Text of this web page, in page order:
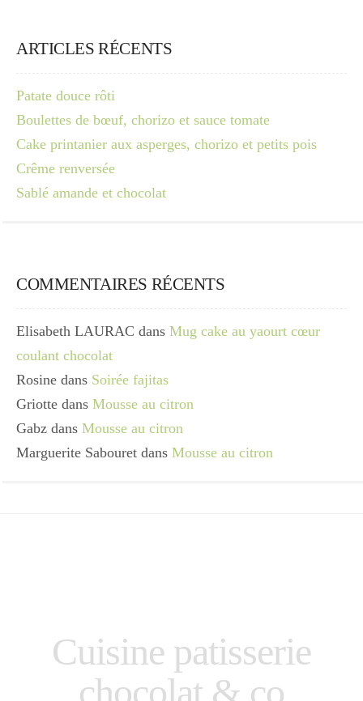
ARTICLES RÉCENTS
Patate douce rôti
Boulettes de bœuf, chorizo et sauce tomate
Cake printanier aux asperges, chorizo et petits pois
Crême renversée
Sablé amande et chocolat
COMMENTAIRES RÉCENTS
Elisabeth LAURAC dans Mug cake au yaourt cœur
coulant chocolat
Rosine dans Soirée fajitas
Griotte dans Mousse au citron
Gabz dans Mousse au citron
Marguerite Sabouret dans Mousse au citron
Cuisine patisserie
chocolat & co